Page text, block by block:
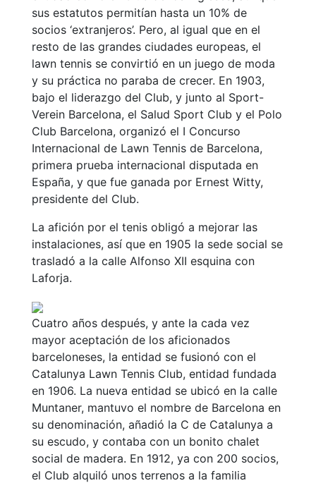
profesionales
Competiciones
Campeonato
Social de Tenis
Cuadros de
Juego
Cuadro de
Honor
Histórico del
Campeonato
Social
Normativa
Pádel
Pádel
Campeonato
Social de Pádel
Cuadros de
juego
Cuadro
d'Honor
Histórico del
Campeonato
Social
sus estatutos permitían hasta un 10% de
socios ‘extranjeros’. Pero, al igual que en el
resto de las grandes ciudades europeas, el
lawn tennis se convirtió en un juego de moda
y su práctica no paraba de crecer. En 1903,
bajo el liderazgo del Club, y junto al Sport-
Verein Barcelona, el Salud Sport Club y el Polo
Club Barcelona, organizó el I Concurso
Internacional de Lawn Tennis de Barcelona,
primera prueba internacional disputada en
España, y que fue ganada por Ernest Witty,
presidente del Club.
La afición por el tenis obligó a mejorar las
instalaciones, así que en 1905 la sede social se
trasladó a la calle Alfonso XII esquina con
Laforja.
Cuatro años después, y ante la cada vez
mayor aceptación de los aficionados
barceloneses, la entidad se fusionó con el
Catalunya Lawn Tennis Club, entidad fundada
en 1906. La nueva entidad se ubicó en la calle
Muntaner, mantuvo el nombre de Barcelona en
su denominación, añadió la C de Catalunya a
su escudo, y contaba con un bonito chalet
social de madera. En 1912, ya con 200 socios,
el Club alquiló unos terrenos a la familia